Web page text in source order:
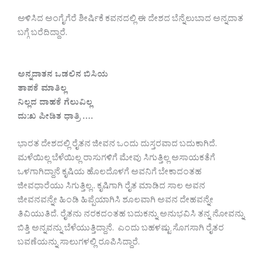
ಅಳಿಸಿದ ಅಂಗೈಗೆರೆ ಶೀರ್ಷಿಕೆ ಕವನದಲ್ಲಿ ಈ ದೇಶದ ಬೆನ್ನೆಲುಬಾದ ಅನ್ನದಾತ
ಬಗ್ಗೆ ಬರೆದಿದ್ದಾರೆ.
ಅನ್ನದಾತನ ಒಡಲಿನ ಬಿಸಿಯ
ತಾಪಕೆ ಮಾತಿಲ್ಲ
ನಿಲ್ಲದ ದಾಹಕೆ ಗೆಲುವಿಲ್ಲ
ದು:ಖ ಪೀಡಿತ ಧಾತ್ರಿ ….
ಭಾರತ ದೇಶದಲ್ಲಿ ರೈತನ ಜೀವನ ಒಂದು ದುಸ್ತರವಾದ ಬದುಕಾಗಿದೆ.
ಮಳೆಯಿಲ್ಲ ಬೆಳೆಯಿಲ್ಲ ರಾಸುಗಳಿಗೆ ಮೇವು ಸಿಗುತ್ತಿಲ್ಲ ಅಸಾಯಕತೆಗೆ
ಒಳಗಾಗಿದ್ದಾನೆ ಕೃಷಿಯ ಹೊಲದೊಳಗೆ ಅವನಿಗೆ ಬೇಕಾದಂತಹ
ಜೀವಧಾರೆಯು ಸಿಗುತ್ತಿಲ್ಲ.. ಕೃಷಿಗಾಗಿ ರೈತ ಮಾಡಿದ ಸಾಲ ಅವನ
ಜೀವನವನ್ನೇ ಹಿಂಡಿ ಹಿಪ್ಪೆಯಾಗಿಸಿ ಶೂಲವಾಗಿ ಅವನ ದೇಹವನ್ನೇ
ತಿವಿಯುತಿದೆ. ರೈತನು ನರಕದಂತಹ ಬದುಕನ್ನು ಅನುಭವಿಸಿ ತನ್ನ ನೋವನ್ನು
ಬಿತ್ತಿ ಅನ್ನವನ್ನು ಬೆಳೆಯುತ್ತಿದ್ದಾನೆ. ಎಂದು ಬಹಳಷ್ಟು ಸೊಗಸಾಗಿ ರೈತರ
ಬವಣೆಯನ್ನು ಸಾಲುಗಳಲ್ಲಿ ರೂಪಿಸಿದ್ದಾರೆ.